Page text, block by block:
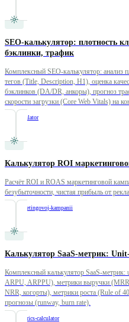
SEO-калькулятор: плотность
бэклинки, трафик
Комплексный SEO-калькулятор: анализ
тегов (Title, Description, H1), оценка
бэклинков (DA/DR, анкоры), прогноз
скорости загрузки (Core Web Vitals) на
seo-calculator
Калькулятор ROI
Расчёт ROI и ROAS маркетинговой
безубыточности, чистая прибыль от
roi-marketingovoj-kampanii
Калькулятор SaaS-метрик:
Комплексный калькулятор SaaS-
ARPU, ARPPU), метрики выручки
NRR, когорты), метрики роста (Rule of
прогнозы (runway, burn rate).
saas-metrics-calculator